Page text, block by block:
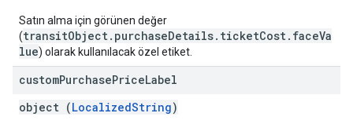
Satın alma için görünen değer
(transitObject.purchaseDetails.ticketCost.faceVa
lue) olarak kullanılacak özel etiket.
customPurchasePriceLabel
object (LocalizedString)